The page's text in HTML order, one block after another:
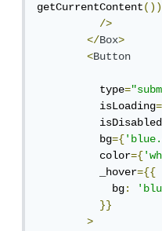
getCurrentContent
/>
</Box>
<Button
          type
=
          isLoading
          bg
={
          color
={
          _hover
={{
            bg
:
}}
>